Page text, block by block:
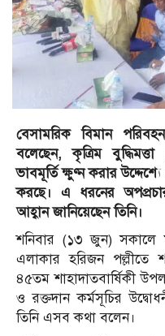
বেসামরিক বিমান
বলেছেন, কৃত্রিম
ভাবমূর্তি ক্ষুণ্ন করার
করছে। এ ধরনের
আহ্বান জানিয়েছেন তিনি।
শনিবার (১৩ জুন) সকালে
এলাকার হরিজন পল্লীতে
৪৫তম শাহাদাতবার্ষিকী
ও রক্তদান কর্মসূচির
তিনি এসব কথা বলেন।